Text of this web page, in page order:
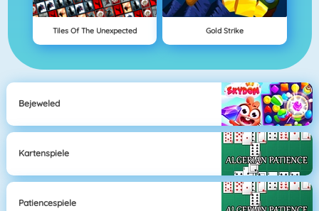
Tiles Of The Unexpected Gold Strike
Bejeweled
Kartenspiele
Patiencespiele